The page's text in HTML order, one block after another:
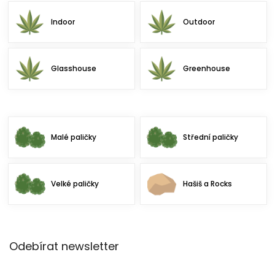
Indoor Outdoor
Glasshouse Greenhouse
Malé paličky Střední paličky
Velké paličky Hašiš a Rocks
Odebírat newsletter